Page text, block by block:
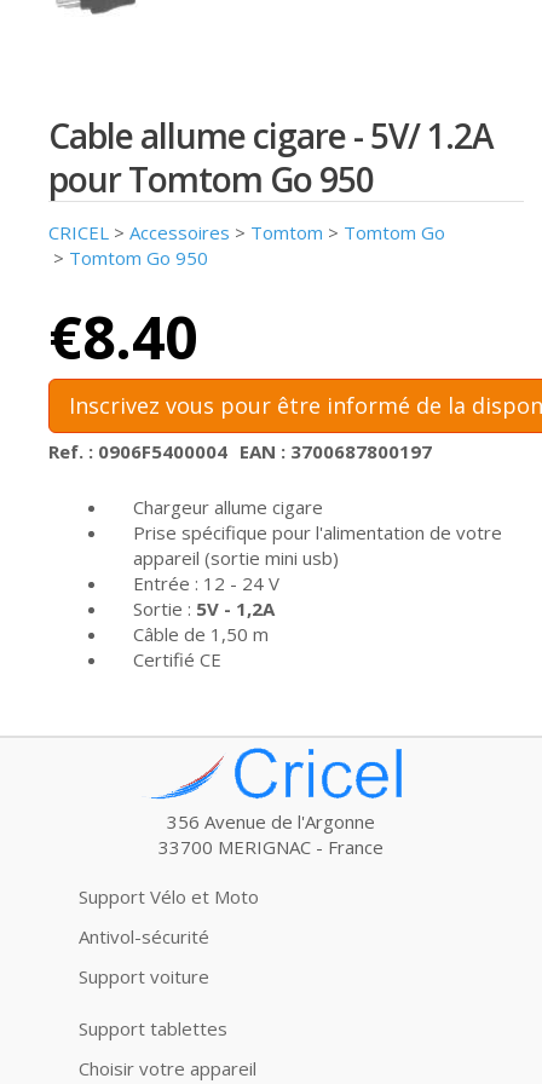
Cable allume cigare - 5V/ 1.2A
pour Tomtom Go 950
CRICEL > Accessoires > Tomtom > Tomtom Go
> Tomtom Go 950
€8.40
Inscrivez vous pour être informé de la
Ref. : 0906F5400004 EAN : 3700687800197
Chargeur allume cigare
Prise spécifique pour l'alimentation de votre
appareil (sortie mini usb)
Entrée : 12 - 24 V
Sortie : 5V - 1,2A
Câble de 1,50 m
Certifié CE
356 Avenue de l'Argonne
33700 MERIGNAC - France
Support Vélo et Moto
Antivol-sécurité
Support voiture
Support tablettes
Choisir votre appareil